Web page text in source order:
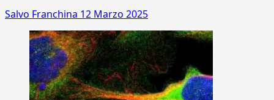
Salvo Franchina 12 Marzo 2025